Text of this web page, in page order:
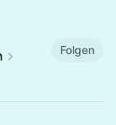
Folgen